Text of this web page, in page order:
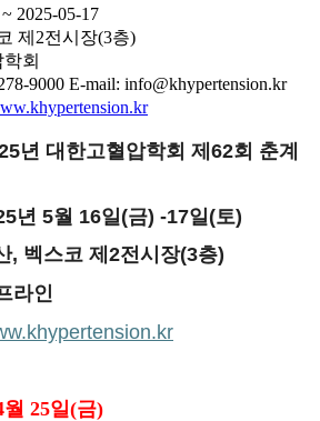
2025-05-17
제2전시장(3층)
회
9000 E-mail: info@khypertension.kr
년 대한고혈압학회 제62회 춘계
5월 16일(금) -17일(토)
스코 제2전시장(3층)
라인
월 25일(금)